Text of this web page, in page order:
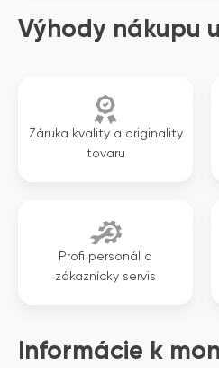
Výhody nákupu
Záruka kvality a originality
tovaru
Profi personál a
zákaznícky servis
Informácie k